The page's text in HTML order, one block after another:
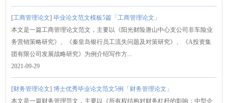
[工商管理论文]毕业论文范文模板5篇「工商管理论文」
本文是一篇工商管理论文范文，主要以《阳光财险唐山中心支公司非车险业
务营销策略研究》、《秦皇岛银行员工流失问题及对策研究》、《A投资集
团有限公司发展战略研究》为例介绍写作方...
2021-09-29
[财务管理论文]博士优秀毕业论文范文5例「财务管理论文」
本文是一篇财务管理范文，主要以《所有权结构对财务杠杆的影响：中型企